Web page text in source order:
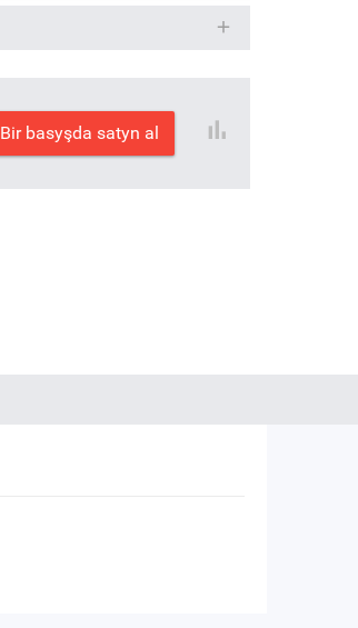
Bir basyşda satyn al